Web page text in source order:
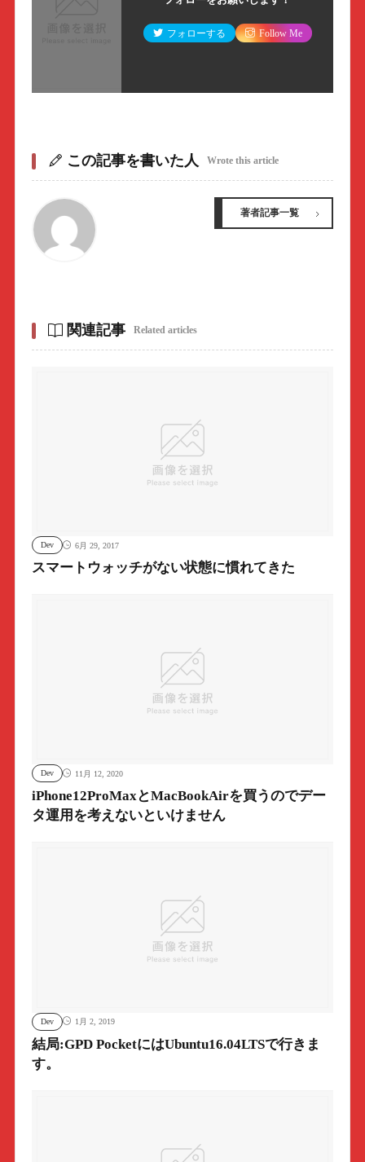
フォローする Follow Me
この記事を書いた人 Wrote this article
著者記事一覧
関連記事 Related articles
Dev 6月 29, 2017
スマートウォッチがない状態に慣れてきた
Dev 11月 12, 2020
iPhone12ProMaxとMacBookAirを買うのでデー
タ運用を考えないといけません
Dev 1月 2, 2019
結局:GPD PocketにはUbuntu16.04LTSで行きま
す。